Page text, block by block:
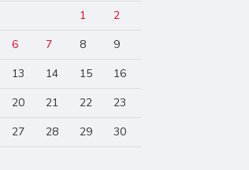
1
2
6 7 8
9
13 14 15
16
20 21 22
23
27 28 29
30